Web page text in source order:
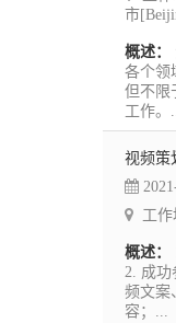
市
概述：
各个领
但不限
工作。
视频策
工作
概述：
2. 成功
频文案
容；...